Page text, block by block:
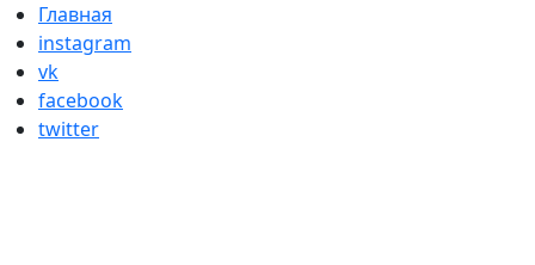
Skip
to
content
Главная
instagram
vk
facebook
twitter